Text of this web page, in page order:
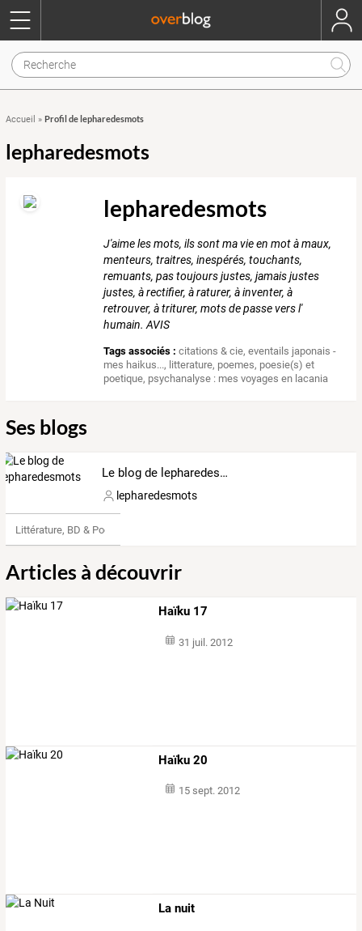
Accueil » Profil de lepharedesmots
lepharedesmots
lepharedesmots
J'aime les mots, ils sont ma vie en mot à maux,
menteurs, traitres, inespérés, touchants,
remuants, pas toujours justes, jamais justes
justes, à rectifier, à raturer, à inventer, à
retrouver, à triturer, mots de passe vers l'
humain. AVIS
Tags associés : citations & cie,eventails japonais -
mes haikus..., litterature, poemes, poesie(s) et
poetique, psychanalyse : mes voyages en lacania
Ses blogs
Le blog de lepharedesmots
lepharedesmots
Littérature, BD & Poésie
Articles à découvrir
Haïku 17
31 juil. 2012
Haïku 20
15 sept. 2012
La nuit